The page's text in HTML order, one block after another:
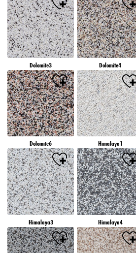
Dolomite3 Dolomite4
Dolomite6 Himalaya1
Himalaya3 Himalaya4